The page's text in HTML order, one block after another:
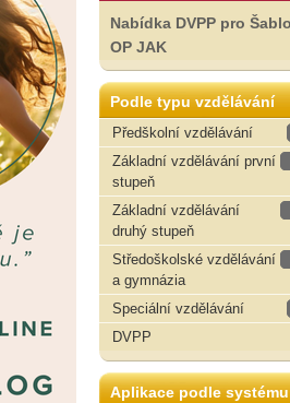
Nabídka DVPP pro
OP JAK
Podle typu vzdělávání
Předškolní vzdělávání
Základní vzdělávání první
stupeň
Základní vzdělávání
druhý stupeň
Středoškolské vzdělávání
a gymnázia
Speciální vzdělávání
DVPP
Aplikace podle systému